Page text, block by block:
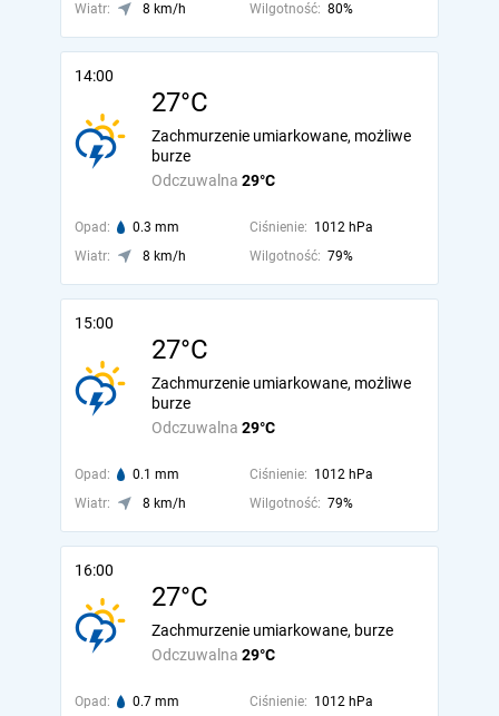
Wiatr:
8 km/h Wilgotność: 80%
14:00
27°C
Odczuwalna 29°C
Zachmurzenie umiarkowane, możliwe
burze
Opad: 0.3 mm Ciśnienie: 1012 hPa
Wiatr:
8 km/h Wilgotność: 79%
15:00
27°C
Odczuwalna 29°C
Zachmurzenie umiarkowane, możliwe
burze
Opad: 0.1 mm Ciśnienie: 1012 hPa
Wiatr:
8 km/h Wilgotność: 79%
16:00
27°C
Odczuwalna 29°C
Zachmurzenie umiarkowane, burze
Opad: 0.7 mm Ciśnienie: 1012 hPa